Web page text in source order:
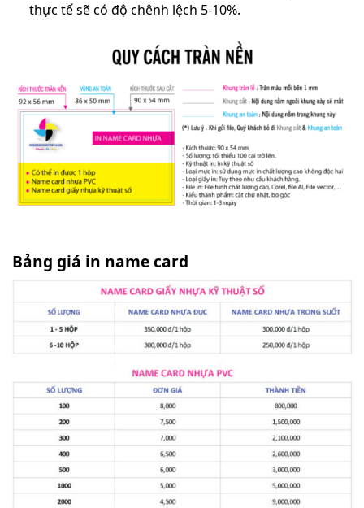
thực tế sẽ có độ chênh lệch 5-10%.
Bảng giá in name card